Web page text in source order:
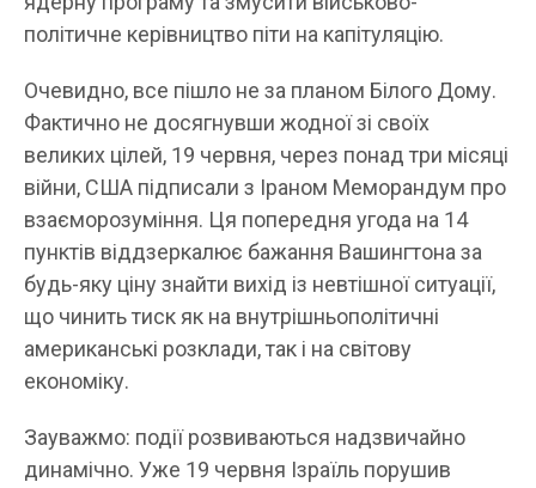
політичне керівництво піти на капітуляцію.
Очевидно, все пішло не за планом Білого Дому.
Фактично не досягнувши жодної зі своїх
великих цілей, 19 червня, через понад три місяці
війни, США підписали з Іраном Меморандум про
взаєморозуміння. Ця попередня угода на 14
пунктів віддзеркалює бажання Вашингтона за
будь-яку ціну знайти вихід із невтішної ситуації,
що чинить тиск як на внутрішньополітичні
американські розклади, так і на світову
економіку.
Зауважмо: події розвиваються надзвичайно
динамічно. Уже 19 червня Ізраїль порушив